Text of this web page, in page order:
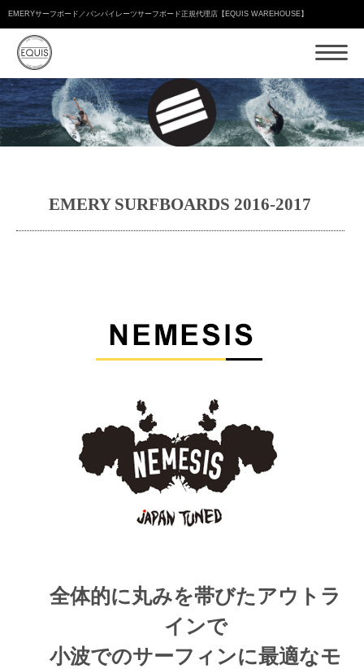
EMERYサーフボード／バンパイレーツサーフボード正規代理店【EQUIS WAREHOUSE】
EMERY SURFBOARDS 2016-2017
全体的に丸みを帯びたアウトラ
インで
小波でのサーフィンに最適なモ